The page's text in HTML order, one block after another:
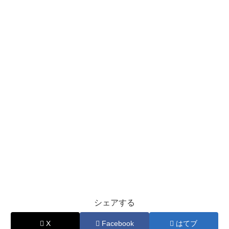
シェアする
X Facebook はてブ